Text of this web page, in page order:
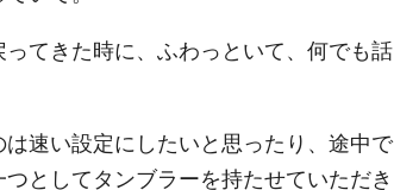
てきた時に、ふわっといて、何でも話
速い設定にしたいと思ったり、途中で
としてタンブラーを持たせていただき